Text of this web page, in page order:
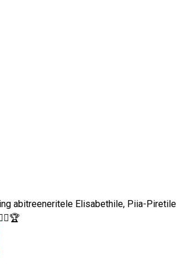
abitreeneritele Elisabethile, Piia-Piretile